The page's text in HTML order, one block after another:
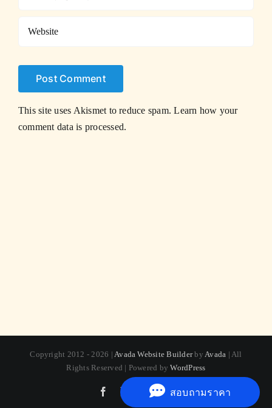
สอบถามราคา
This site uses Akismet to reduce spam.Learn how your
comment data is processed.
Copyright 2012 - 2026 | Avada Website Builderby Avada | All
Rights Reserved | Powered byWordPress
Facebook InstagramPinterest